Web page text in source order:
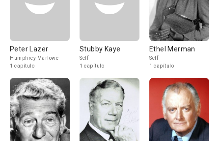
Peter Lazer
Humphrey Marlowe
1 capítulo
Stubby Kaye
Self
1 capítulo
Ethel Merman
Self
1 capítulo